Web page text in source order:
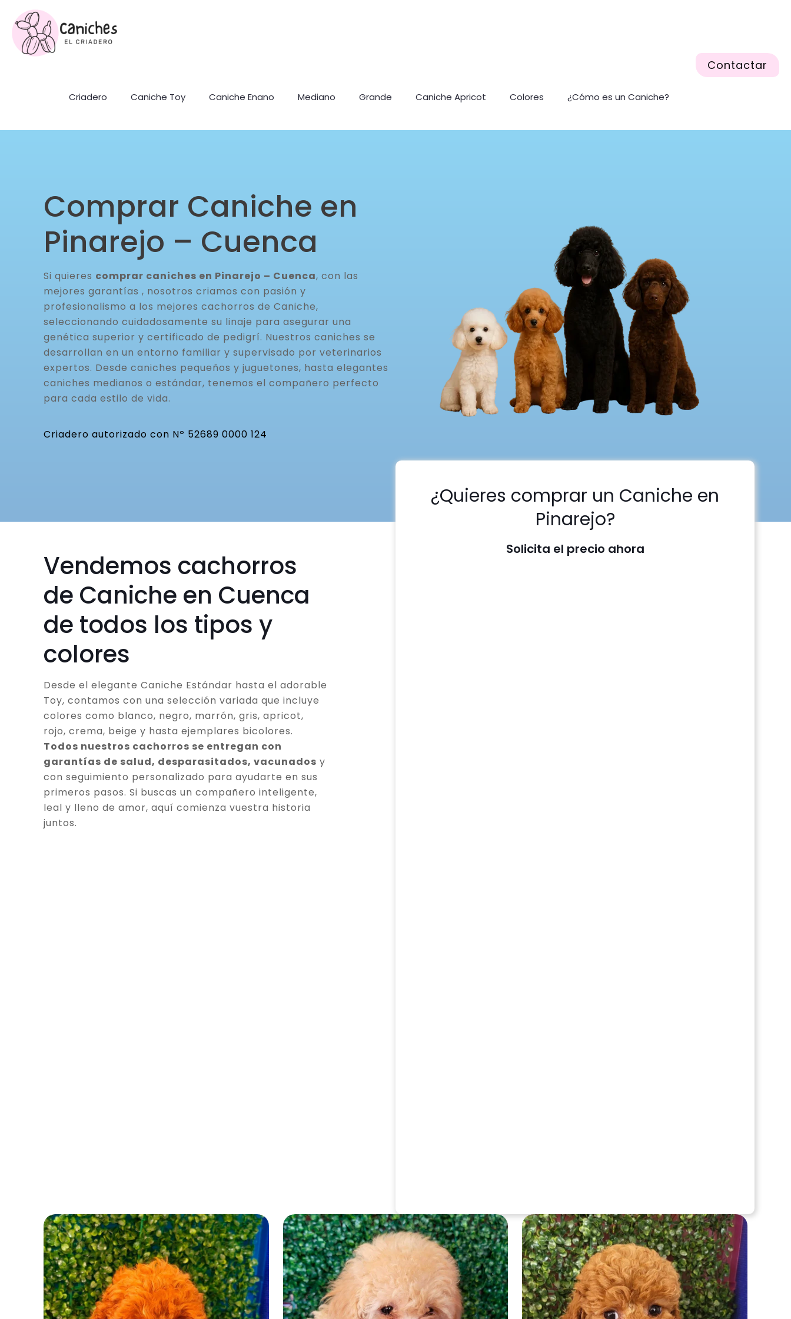
Criadero Caniche Toy Caniche Enano Mediano Grande Caniche Apricot Colores ¿Cómo es un Caniche?
Contactar
Comprar Caniche en
Pinarejo – Cuenca
Si quieres comprar caniches en Pinarejo – Cuenca, con las
mejores garantías , nosotros criamos con pasión y
profesionalismo a los mejores cachorros de Caniche,
seleccionando cuidadosamente su linaje para asegurar una
genética superior y certificado de pedigrí. Nuestros caniches se
desarrollan en un entorno familiar y supervisado por veterinarios
expertos. Desde caniches pequeños y juguetones, hasta elegantes
caniches medianos o estándar, tenemos el compañero perfecto
para cada estilo de vida.
Criadero autorizado con Nº 52689 0000 124
Vendemos cachorros
de Caniche en Cuenca
de todos los tipos y
colores
Desde el elegante Caniche Estándar hasta el adorable
Toy, contamos con una selección variada que incluye
colores como blanco, negro, marrón, gris, apricot,
rojo, crema, beige y hasta ejemplares bicolores.
Todos nuestros cachorros se entregan con
garantías de salud, desparasitados, vacunados y
con seguimiento personalizado para ayudarte en sus
primeros pasos. Si buscas un compañero inteligente,
leal y lleno de amor, aquí comienza vuestra historia
juntos.
¿Quieres comprar un Caniche en
Pinarejo?
Solicita el precio ahora